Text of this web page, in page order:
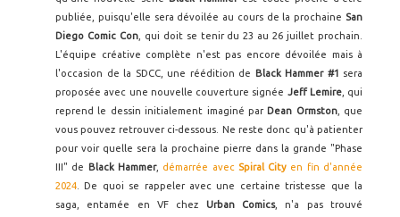
publiée, puisqu'elle sera dévoilée au cours de la prochaine San
Diego Comic Con, qui doit se tenir du 23 au 26 juillet prochain.
L'équipe créative complète n'est pas encore dévoilée mais à
l'occasion de la SDCC, une réédition de
Black Hammer #1 sera
proposée avec une nouvelle couverture signée Jeff Lemire, qui
reprend le dessin initialement imaginé par Dean Ormston, que
vous pouvez retrouver ci-dessous. Ne reste donc qu'à patienter
pour voir quelle sera la prochaine pierre dans la grande "Phase
III" de
Black Hammer, démarrée avec Spiral City en fin d'année
2024 . De quoi se rappeler avec une certaine tristesse que la
saga, entamée en VF chez Urban Comics, n'a pas trouvé